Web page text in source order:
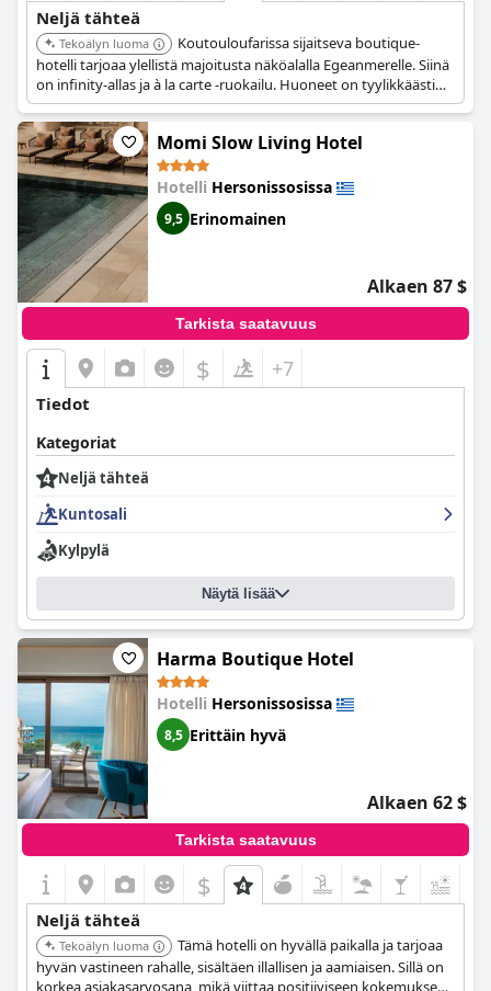
Neljä tähteä
Tekoälyn luoma
Koutouloufarissa sijaitseva boutique-
hotelli tarjoaa ylellistä majoitusta näköalalla Egeanmerelle. Siinä
on infinity-allas ja à la carte -ruokailu. Huoneet on tyylikkäästi
suunniteltu ilmastoinnilla, LED-televisioilla ja mukavilla vuoteilla.
Momi Slow Living Hotel
Hotelli Hersonissosissa
9,5 Erinomainen
Alkaen 87 $
Tarkista saatavuus
$ +7
Tiedot
Kategoriat
Neljä tähteä
Kuntosali
Kylpylä
Näytä lisää
Harma Boutique Hotel
Hotelli Hersonissosissa
8,5 Erittäin hyvä
Alkaen 62 $
Tarkista saatavuus
$
Neljä tähteä
Tekoälyn luoma
Tämä hotelli on hyvällä paikalla ja tarjoaa
hyvän vastineen rahalle, sisältäen illallisen ja aamiaisen. Sillä on
korkea asiakasarvosana, mikä viittaa positiiviseen kokemukseen